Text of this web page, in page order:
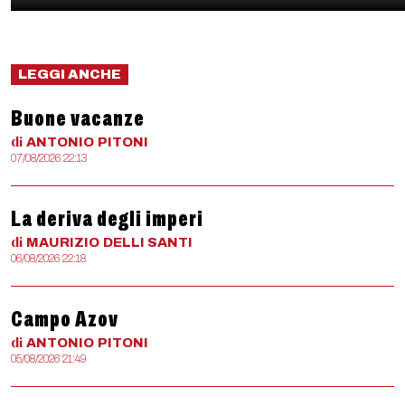
LEGGI ANCHE
Buone vacanze
di ANTONIO PITONI
07/08/2026 22:13
La deriva degli imperi
di MAURIZIO DELLI SANTI
06/08/2026 22:18
Campo Azov
di ANTONIO PITONI
05/08/2026 21:49